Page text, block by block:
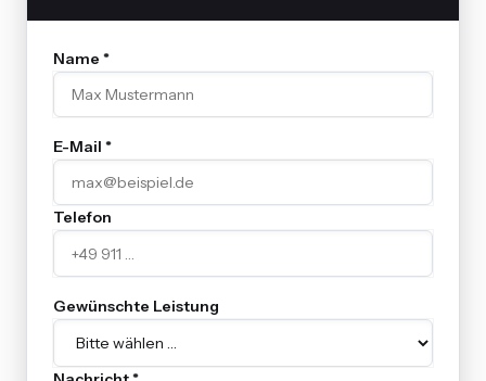
Name *
E-Mail *
Telefon
Gewünschte Leistung